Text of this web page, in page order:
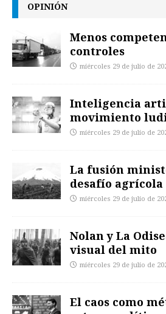
OPINIÓN
Menos
controles
miércoles 29 de julio de
Inteligencia
movimiento
miércoles 29 de julio de
La fusión
desafío agrícola
miércoles 29 de julio de
Nolan y La
visual del mito
miércoles 29 de julio de
El caos como